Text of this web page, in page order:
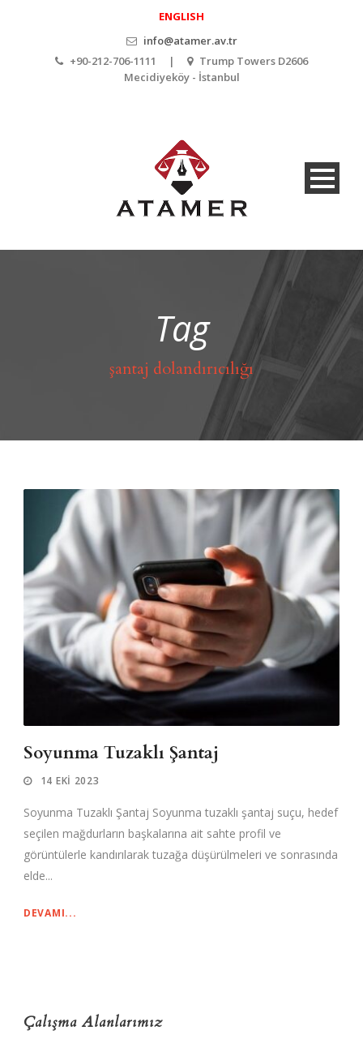
ENGLISH
info@atamer.av.tr
+90-212-706-1111 |
Trump Towers D2606
Mecidiyeköy - İstanbul
Tag
şantaj dolandırıcılığı
Soyunma Tuzaklı Şantaj
14 EKI 2023
Soyunma Tuzaklı Şantaj Soyunma tuzaklı şantaj suçu, hedef
seçilen mağdurların başkalarına ait sahte profil ve
görüntülerle kandırılarak tuzağa düşürülmeleri ve sonrasında
elde...
DEVAMI...
Çalışma Alanlarımız